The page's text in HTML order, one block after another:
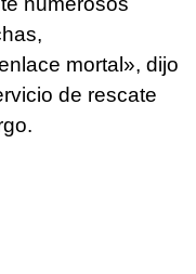
mortal», dijo
de rescate